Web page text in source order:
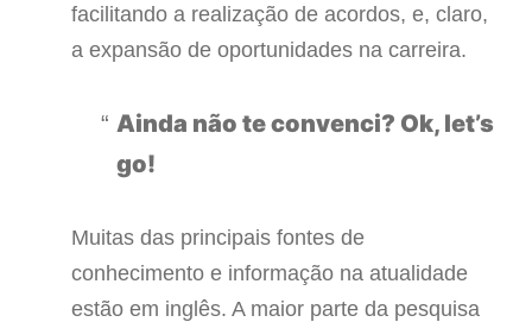
facilitando a realização de acordos, e, claro,
a expansão de oportunidades na carreira.
Ainda não te convenci? Ok, let’s
go!
Muitas das principais fontes de
conhecimento e informação na atualidade
estão em inglês. A maior parte da pesquisa